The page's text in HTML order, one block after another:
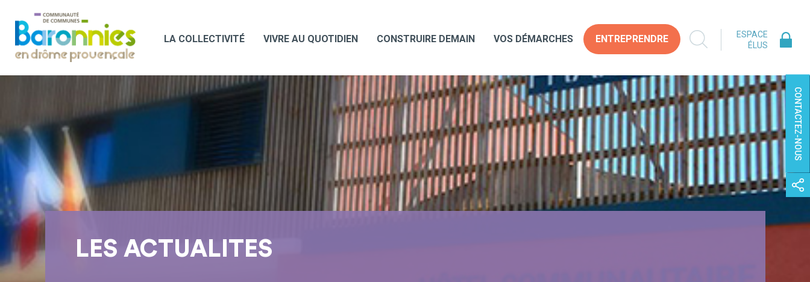
LA COLLECTIVITÉ VIVRE AU QUOTIDIEN CONSTRUIRE DEMAIN VOS DÉMARCHES ENTREPRENDRE
ESPACE
ÉLUS
CONTACTEZ-NOUS
LES ACTUALITES